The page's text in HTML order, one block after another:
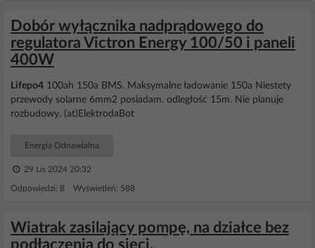
Dobór wyłącznika nadprądowego do
regulatora Victron Energy 100/50 i paneli
400W
Lifepo4 100ah 150a BMS. Maksymalne ładowanie 150a Niestety
przewody solarne 6mm2 posiadam. odległość 15m. Nie planuje
rozbudowy. (at)ElektrodaBot
Energia Odnawialna
29 Lis 2024 20:32
Odpowiedzi: 8 Wyświetleń: 588
Wiatrak zasilający pompę, na działce bez
podłączenia do sieci.